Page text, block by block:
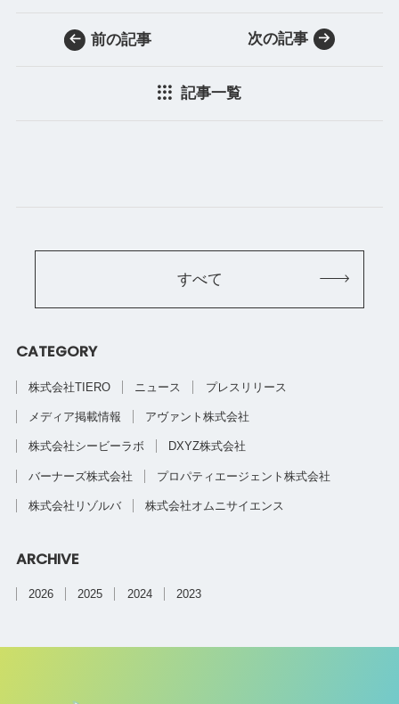
前の記事
記事一覧
次の記事
すべて
CATEGORY
株式会社TIERO ニュース プレスリリース
メディア掲載情報 アヴァント株式会社
株式会社シービーラボ DXYZ株式会社
バーナーズ株式会社 プロパティエージェント株式会社
株式会社リゾルバ 株式会社オムニサイエンス
ARCHIVE
2026 2025 2024 2023